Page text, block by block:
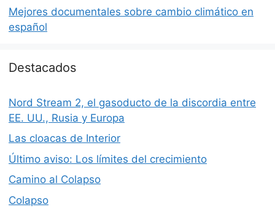
Mejores documentales sobre cambio climático en
español
Destacados
Nord Stream 2, el gasoducto de la discordia entre
EE. UU., Rusia y Europa
Las cloacas de Interior
Último aviso: Los límites del crecimiento
Camino al Colapso
Colapso